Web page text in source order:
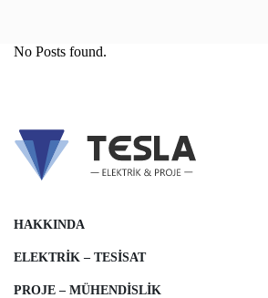
No Posts found.
HAKKINDA
ELEKTRIK – TESISAT
PROJE – MÜHENDISLIK